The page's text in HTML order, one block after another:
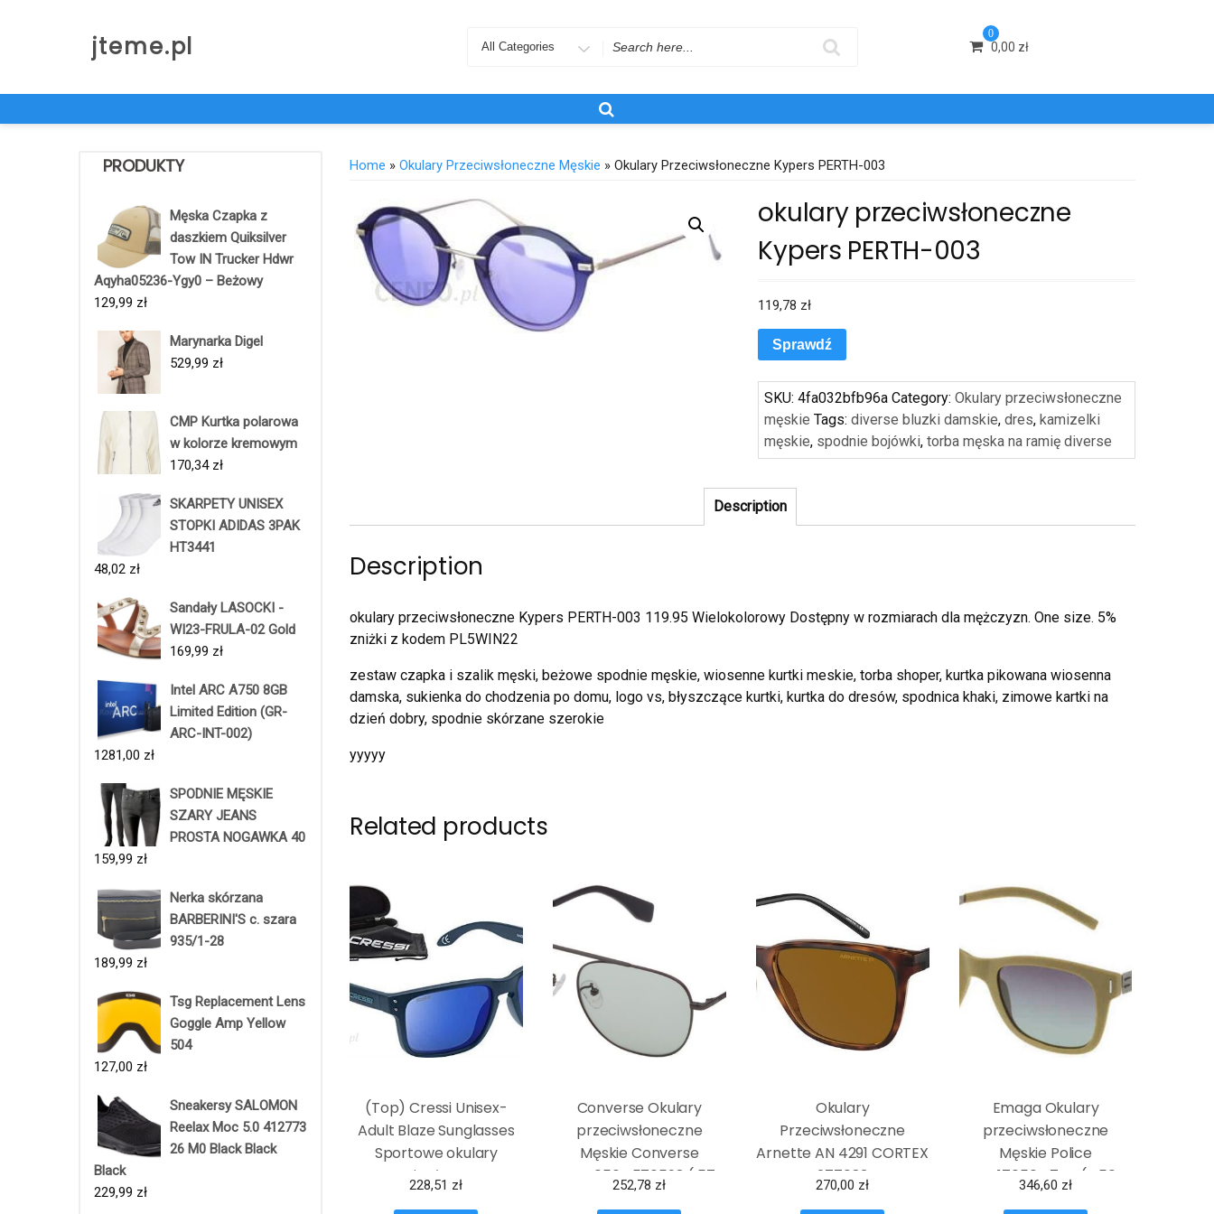
jteme.pl
Search
0
0,00 zł
PRODUKTY
Męska Czapka z
daszkiem Quiksilver
Tow IN Trucker Hdwr
Aqyha05236-Ygy0 – Beżowy
129,99 zł
Marynarka Digel
529,99 zł
CMP Kurtka polarowa
w kolorze kremowym
170,34 zł
SKARPETY UNISEX
STOPKI ADIDAS 3PAK
HT3441
48,02 zł
Sandały LASOCKI -
WI23-FRULA-02 Gold
169,99 zł
Intel ARC A750 8GB
Limited Edition (GR-
ARC-INT-002)
1281,00 zł
SPODNIE MĘSKIE
SZARY JEANS
PROSTA NOGAWKA 40
159,99 zł
Nerka skórzana
BARBERINI'S c. szara
935/1-28
189,99 zł
Tsg Replacement Lens
Goggle Amp Yellow
504
127,00 zł
Sneakersy SALOMON
Reelax Moc 5.0 412773
26 M0 Black Black
Black
229,99 zł
Home » Okulary Przeciwsłoneczne Męskie » Okulary Przeciwsłoneczne Kypers PERTH-003
okulary przeciwsłoneczne
Kypers PERTH-003
119,78 zł
Sprawdź
SKU:4fa032bfb96a Category:Okulary przeciwsłoneczne
męskie Tags:diverse bluzki damskie,dres,kamizelki
męskie, spodnie bojówki,torba męska na ramię diverse
Description
Description
okulary przeciwsłoneczne Kypers PERTH-003 119.95 Wielokolorowy Dostępny w rozmiarach dla mężczyzn. One size. 5%
zniżki z kodem PL5WIN22
zestaw czapka i szalik męski, beżowe spodnie męskie, wiosenne kurtki meskie, torba shoper, kurtka pikowana wiosenna
damska, sukienka do chodzenia po domu, logo vs, błyszczące kurtki, kurtka do dresów, spodnica khaki, zimowe kartki na
dzień dobry, spodnie skórzane szerokie
yyyyy
Related products
(Top) Cressi Unisex-
Adult Blaze Sunglasses
Sportowe okulary
przeciwsłoneczne
,Błyszczący
228,51 zł
Converse Okulary
przeciwsłoneczne
Męskie Converse
SCO056Q570598 ( 57
mm)
252,78 zł
Okulary
Przeciwsłoneczne
Arnette AN 4291 CORTEX
277083
270,00 zł
Emaga Okulary
przeciwsłoneczne
Męskie Police
SPL17050G74P (ø 50
mm)
346,60 zł